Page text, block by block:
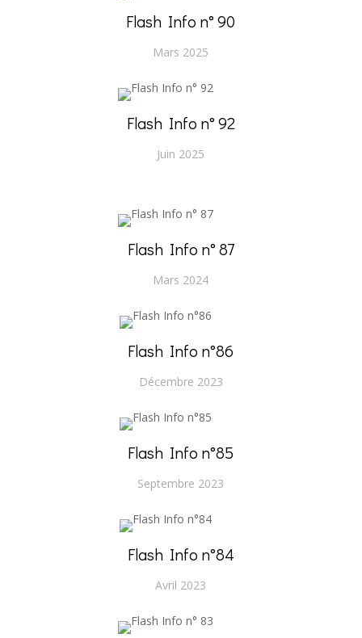
Flash Info n° 90
Mars 2025
Flash Info n° 92
Juin 2025
Flash Info n° 87
Mars 2024
Flash Info n°86
Décembre 2023
Flash Info n°85
Septembre 2023
Flash Info n°84
Avril 2023